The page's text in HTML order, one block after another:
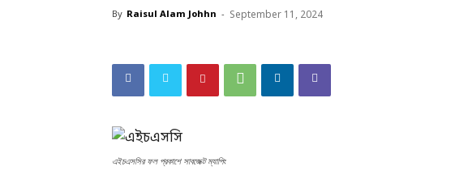
By Raisul Alam Johhn - September 11, 2024
এইচএসসির ফল প্রকাশে সাবজেক্ট ম্যাপিং